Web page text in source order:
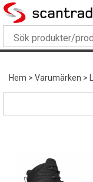
Hem>Varumärken>